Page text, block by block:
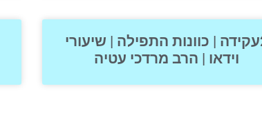
2עקידה | כוונות התפילה | שיעורי
וידאו | הרב מרדכי עטיה